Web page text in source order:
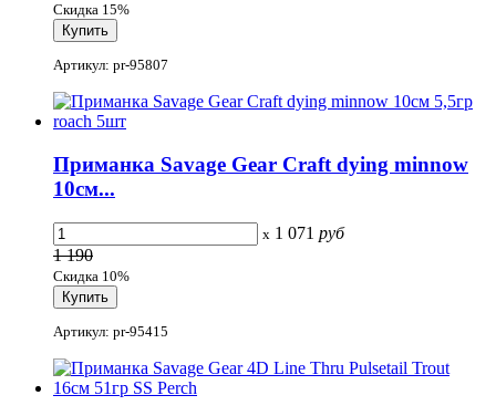
Скидка 15%
Артикул: pr-95807
Приманка Savage Gear Craft dying minnow
10см...
x 1 071 руб
1 190
Скидка 10%
Артикул: pr-95415